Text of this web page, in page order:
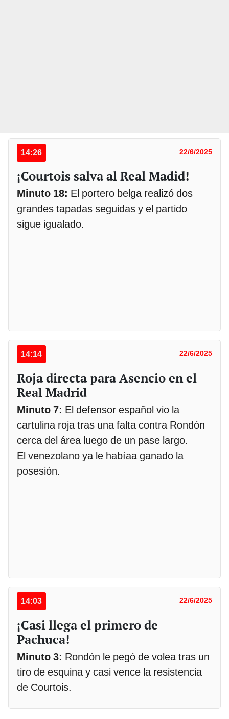
14:26 22/6/2025
¡Courtois salva al Real Madid!
Minuto 18: El portero belga realizó dos
grandes tapadas seguidas y el partido
sigue igualado.
14:14 22/6/2025
Roja directa para Asencio en el
Real Madrid
Minuto 7: El defensor español vio la
cartulina roja tras una falta contra Rondón
cerca del área luego de un pase largo.
El venezolano ya le habíaa ganado la
posesión.
14:03 22/6/2025
¡Casi llega el primero de
Pachuca!
Minuto 3: Rondón le pegó de volea tras un
tiro de esquina y casi vence la resistencia
de Courtois.